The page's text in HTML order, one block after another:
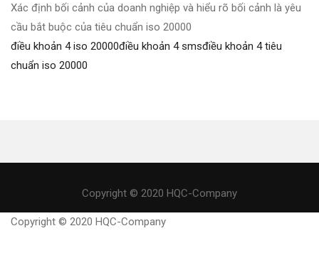
Xác định bối cảnh của doanh nghiệp và hiểu rõ bối cảnh là yêu
cầu bắt buộc của tiêu chuẩn iso 20000
điều khoản 4 iso 20000điều khoản 4 smsđiều khoản 4 tiêu
chuẩn iso 20000
Copyright © 2020 HQC-Company
Copyright © 2020 HQC-Company